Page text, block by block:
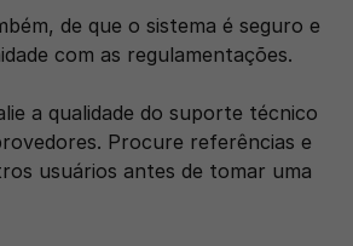
de que o sistema é seguro e
com as regulamentações.
a qualidade do suporte técnico
Procure referências e
usuários antes de tomar uma